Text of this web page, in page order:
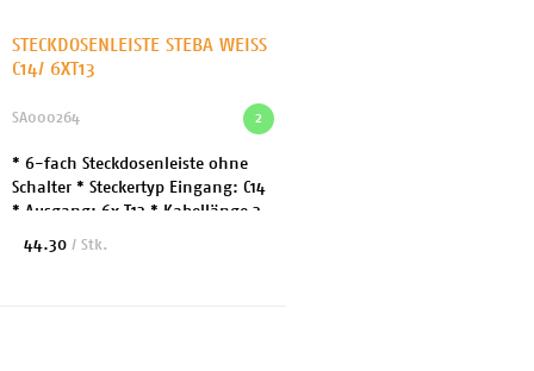
STECKDOSENLEISTE STEBA WEISS
C14/ 6XT13
2
SA000264
* 6-fach Steckdosenleiste ohne
Schalter * Steckertyp Eingang: C14
* Ausgang: 6x T13 * Kabellänge 3
44.30 / Stk.